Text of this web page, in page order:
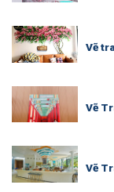
Vẽ
Vẽ
Vẽ